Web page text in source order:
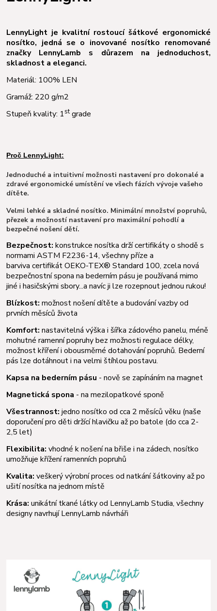
LennyLight je kvalitní rostoucí šátkové ergonomické
nosítko, jedná se o inovované nosítko renomované
značky LennyLamb s důrazem na jednoduchost,
skladnost a eleganci.
Materiál: 100% LEN
Gramáž: 220 g/m2
Stupeň kvality: 1stgrade
Proč LennyLight:
Jednoduché a intuitivní možnosti nastavení pro dokonalé a
zdravé ergonomické umístění ve všech fázích vývoje vašeho
dítěte.
Velmi lehké a skladné nosítko. Minimální množství popruhů,
přezek a možností nastavení pro maximální pohodlí a
bezpečné nošení dětí.
Bezpečnost: konstrukce nosítka drží certifikáty o shodě s
normami ASTM F2236-14,všechny příze a
barviva certifikát OEKO-TEX® Standard 100, zcela nová
bezpečnostní spona na bederním pásu je používaná mimo
jiné i hasičskými sbory...a navíc ji lze rozepnout jednou rukou!
Blízkost: možnost nošení dítěte a budování vazby od
prvních měsíců života
Komfort: nastavitelná výška i šířka zádového panelu, méně
mohutné ramenní popruhy bez možnosti regulace délky,
možnost kříření i obousměrné dotahování popruhů. Bederní
pás lze dotáhnout i na velmi štíhlou postavu.
Kapsa na bederním pásu - nově se zapínáním na magnet
Magnetická spona - na mezilopatkové sponě
Všestrannost: jedno nosítko od cca 2 měsíců věku (naše
doporučení pro děti držící hlavičku až po batole (do cca 2-
2,5 let)
Flexibilita: vhodné k nošení na břiše i na zádech, nosítko
umožňuje křížení ramenních popruhů
Kvalita: veškerý výrobní proces od natkání šátkoviny až po
ušití nosítka na jednom místě
Krása: unikátní tkané látky od LennyLamb Studia, všechny
designy navrhují LennyLamb návrháři